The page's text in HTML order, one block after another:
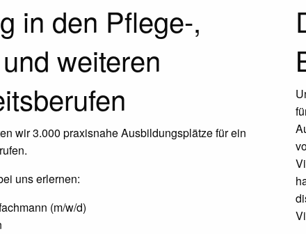
in den Pflege-,
weiteren
wir 3.000 praxisnahe Ausbildungsplätze für ein
uns erlernen:
(m/w/d)